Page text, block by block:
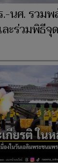
นศ. รวมพ
ะร่วมพิธีจุ